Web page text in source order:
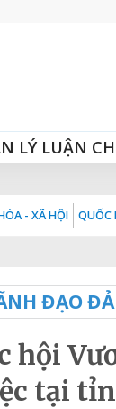
LÝ LUẬN
- XÃ HỘI QUỐC
ĐẠO
hội
tại